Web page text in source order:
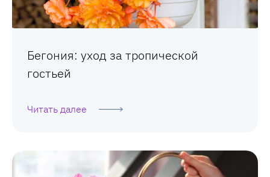
Бегония: уход за тропической
гостьей
Читать далее